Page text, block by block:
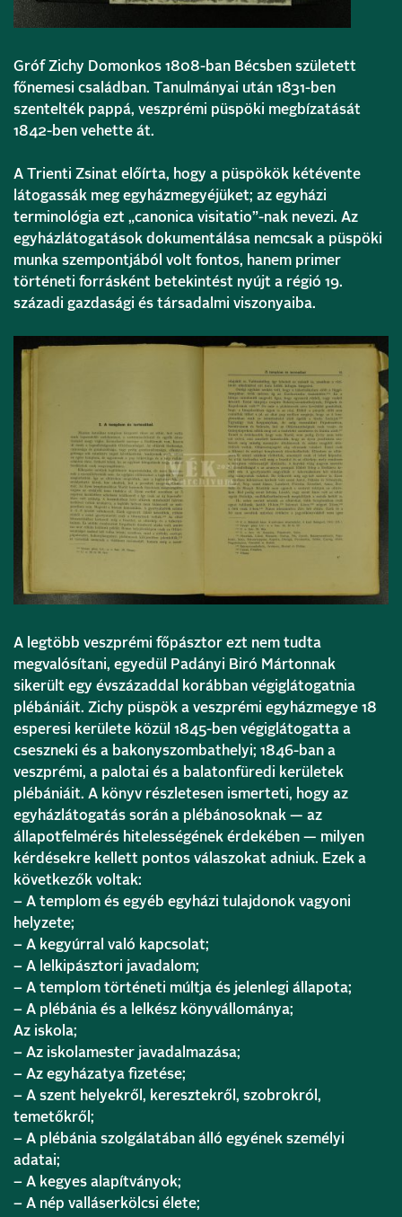
Gróf Zichy Domonkos 1808-ban Bécsben született
főnemesi családban. Tanulmányai után 1831-ben
szentelték pappá, veszprémi püspöki megbízatását
1842-ben vehette át.
A Trienti Zsinat előírta, hogy a püspökök kétévente
látogassák meg egyházmegyéjüket; az egyházi
terminológia ezt „canonica visitatio”-nak nevezi. Az
egyházlátogatások dokumentálása nemcsak a püspöki
munka szempontjából volt fontos, hanem primer
történeti forrásként betekintést nyújt a régió 19.
századi gazdasági és társadalmi viszonyaiba.
A legtöbb veszprémi főpásztor ezt nem tudta
megvalósítani, egyedül Padányi Biró Mártonnak
sikerült egy évszázaddal korábban végiglátogatnia
plébániáit. Zichy püspök a veszprémi egyházmegye 18
esperesi kerülete közül 1845-ben végiglátogatta a
cseszneki és a bakonyszombathelyi; 1846-ban a
veszprémi, a palotai és a balatonfüredi kerületek
plébániáit. A könyv részletesen ismerteti, hogy az
egyházlátogatás során a plébánosoknak — az
állapotfelmérés hitelességének érdekében — milyen
kérdésekre kellett pontos válaszokat adniuk. Ezek a
következők voltak:
– A templom és egyéb egyházi tulajdonok vagyoni
helyzete;
– A kegyúrral való kapcsolat;
– A lelkipásztori javadalom;
– A templom történeti múltja és jelenlegi állapota;
– A plébánia és a lelkész könyvállománya;
Az iskola;
– Az iskolamester javadalmazása;
– Az egyházatya fizetése;
– A szent helyekről, keresztekről, szobrokról,
temetőkről;
– A plébánia szolgálatában álló egyének személyi
adatai;
– A kegyes alapítványok;
– A nép valláserkölcsi élete;